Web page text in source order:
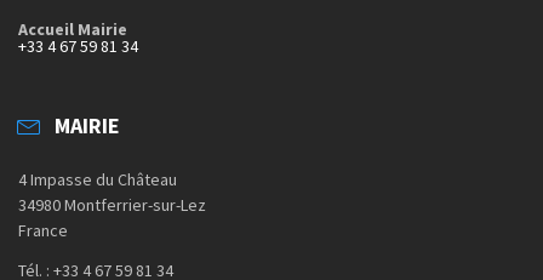
Accueil Mairie
+33 4 67 59 81 34
MAIRIE
4 Impasse du Château
34980 Montferrier-sur-Lez
France
Tél. : +33 4 67 59 81 34